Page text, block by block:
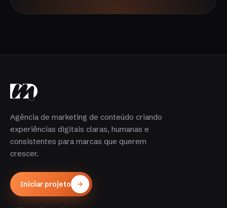
Agência de marketing de conteúdo criando
experiências digitais claras, humanas e
consistentes para marcas que querem
crescer.
Iniciar projeto